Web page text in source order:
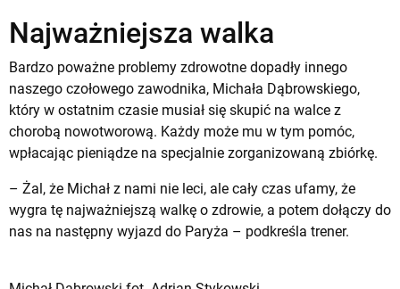
Najważniejsza walka
Bardzo poważne problemy zdrowotne dopadły innego
naszego czołowego zawodnika, Michała Dąbrowskiego,
który w ostatnim czasie musiał się skupić na walce z
chorobą nowotworową. Każdy może mu w tym pomóc,
wpłacając pieniądze na specjalnie zorganizowaną zbiórkę.
– Żal, że Michał z nami nie leci, ale cały czas ufamy, że
wygra tę najważniejszą walkę o zdrowie, a potem dołączy do
nas na następny wyjazd do Paryża – podkreśla trener.